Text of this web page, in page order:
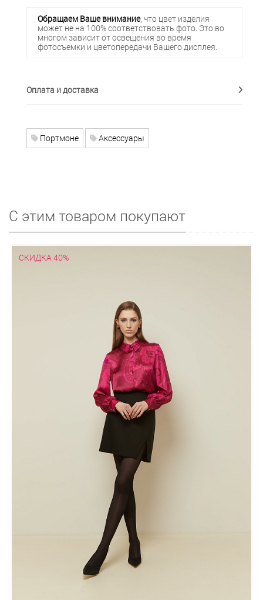
Обращаем Ваше внимание, что цвет изделия
может не на 100% соответствовать фото. Это во
многом зависит от освещения во время
фотосъемки и цветопередачи Вашего дисплея.
Оплата и доставка
Портмоне Аксессуары
С этим товаром покупают
СКИДКА 40%